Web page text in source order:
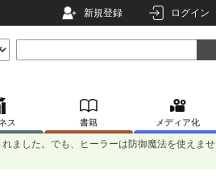
新規登録 ログイン
ス 書籍 メディア化
ました。でも、ヒーラーは防御魔法を使えませ